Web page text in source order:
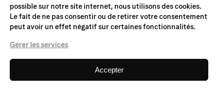
possible sur notre site internet, nous utilisons des cookies.
Le fait de ne pas consentir ou de retirer votre consentement
peut avoir un effet négatif sur certaines fonctionnalités.
Gérer les services
Accepter
Musée Suisse du Jeu
Rue du Château 11
info@museedujeu.ch